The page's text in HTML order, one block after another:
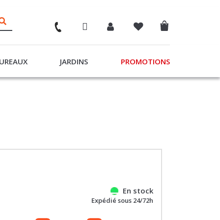
JARDINS PROMOTIONS
En stock
Expédié sous 24/72h